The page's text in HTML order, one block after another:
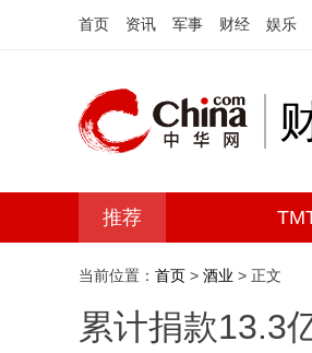
首页 资讯 军事 财经 娱乐
推荐
当前位置： 首页 > 酒业 > 正文
累计捐款13.3